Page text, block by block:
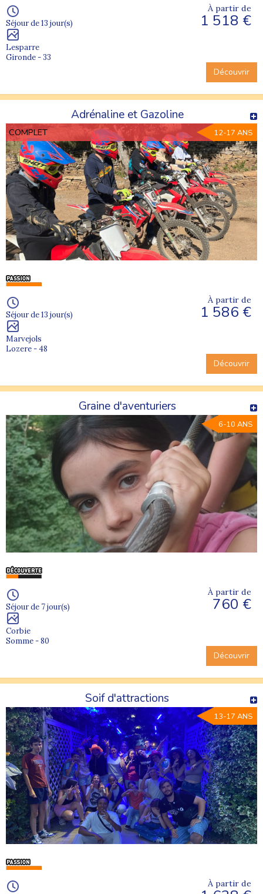
Séjour de 13 jour(s)
Lesparre
Gironde - 33
À partir de
1 518 €
Découvrir
Adrénaline et Gazoline
COMPLET 12-17 ANS
Séjour de 13 jour(s)
Marvejols
Lozere - 48
À partir de
1 586 €
Découvrir
Graine d'aventuriers
6-10 ANS
Séjour de 7 jour(s)
Corbie
Somme - 80
À partir de
760 €
Découvrir
Soif d'attractions
13-17 ANS
À partir de